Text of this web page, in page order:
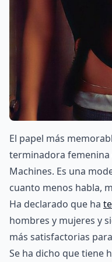
El papel más
terminadora femenina
Machines. Es una
cuanto menos habla,
Ha declarado que ha
hombres y mujeres y
más satisfactorias
Se ha dicho que tiene